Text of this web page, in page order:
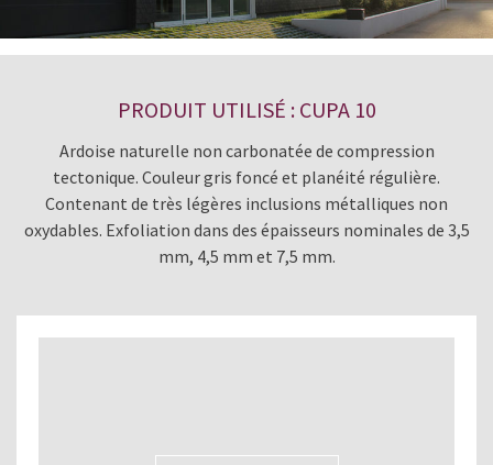
PRODUIT UTILISÉ : CUPA 10
Ardoise naturelle non carbonatée de compression
tectonique. Couleur gris foncé et planéité régulière.
Contenant de très légères inclusions métalliques non
oxydables. Exfoliation dans des épaisseurs nominales de 3,5
mm, 4,5 mm et 7,5 mm.